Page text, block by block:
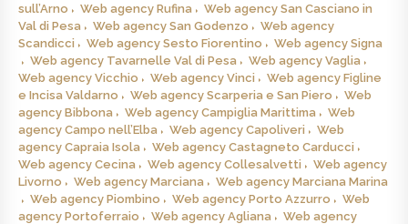
sull’Arno
Web agency Rufina
Web agency San Casciano in
Val di Pesa
Web agency San Godenzo
Web agency
Scandicci
Web agency Sesto Fiorentino
Web agency Signa
Web agency Tavarnelle Val di Pesa
Web agency Vaglia
Web agency Vicchio
Web agency Vinci
Web agency Figline
e Incisa Valdarno
Web agency Scarperia e San Piero
Web
agency Bibbona
Web agency Campiglia Marittima
Web
agency Campo nell’Elba
Web agency Capoliveri
Web
agency Capraia Isola
Web agency Castagneto Carducci
Web agency Cecina
Web agency Collesalvetti
Web agency
Livorno
Web agency Marciana
Web agency Marciana Marina
Web agency Piombino
Web agency Porto Azzurro
Web
agency Portoferraio
Web agency Agliana
Web agency